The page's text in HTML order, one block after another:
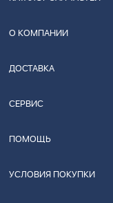
О КОМПАНИИ
ДОСТАВКА
СЕРВИС
ПОМОЩЬ
УСЛОВИЯ ПОКУПКИ